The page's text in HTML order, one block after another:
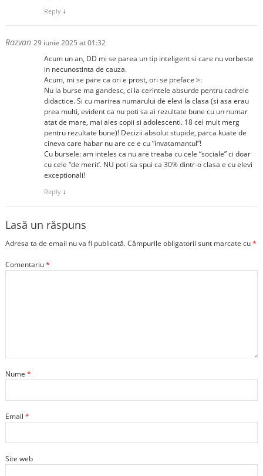
Reply ↓
Razvan 29 iunie 2025 at 01:32
Acum un an, DD mi se parea un tip inteligent si care nu vorbeste
in necunostinta de cauza.
Acum, mi se pare ca ori e prost, ori se preface >:
Nu la burse ma gandesc, ci la cerintele absurde pentru cadrele
didactice. Si cu marirea numarului de elevi la clasa (si asa erau
prea multi, evident ca nu poti sa ai rezultate bune cu un numar
atat de mare, mai ales copii si adolescenti. 18 cel mult merg
pentru rezultate bune)! Decizii absolut stupide, parca kuate de
cineva care habar nu are ce e cu “invatamantul”!
Cu bursele: am inteles ca nu are treaba cu cele “sociale” ci doar
cu cele “de merit’. NU poti sa spui ca 30% dintr-o clasa e cu elevi
exceptionali!
Reply ↓
Lasă un răspuns
Adresa ta de email nu va fi publicată.Câmpurile obligatorii sunt marcate cu*
Comentariu*
Nume *
Email *
Site web